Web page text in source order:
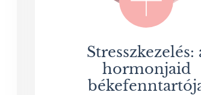
Stresszkezelés:
hormonjaid